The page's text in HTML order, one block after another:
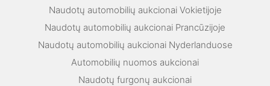
Naudotų automobilių aukcionai Vokietijoje
Naudotų automobilių aukcionai Prancūzijoje
Naudotų automobilių aukcionai Nyderlanduose
Automobilių nuomos aukcionai
Naudotų furgonų aukcionai